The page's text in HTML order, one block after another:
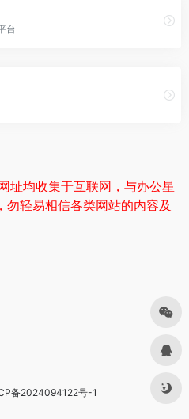
台
址均收集于互联网，与办公星
轻易相信各类网站的内容及
备2024094122号-1